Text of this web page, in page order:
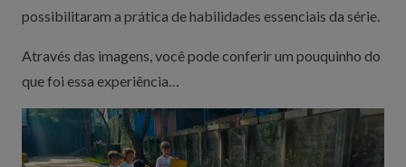
possibilitaram a prática de habilidades essenciais da série.
Através das imagens, você pode conferir um pouquinho do
que foi essa experiência…